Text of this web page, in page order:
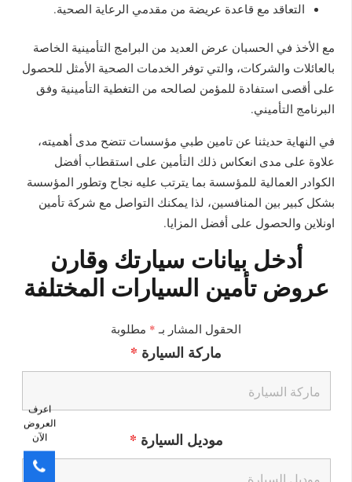
التعاقد مع قاعدة عريضة من مقدمي الرعاية الصحية.
مع الأخذ في الحسبان عرض العديد من البرامج التأمينية الخاصة
بالعائلات والشركات، والتي توفر الخدمات الصحية الأمثل للحصول
على أقصى استفادة للمؤمن لصالحه من التغطية التأمينية وفق
البرنامج التأميني.
في النهاية حديثنا عن تامين طبي مؤسسات تتضح مدى أهميته،
علاوة على مدى انعكاس ذلك التأمين على استقطاب أفضل
الكوادر العمالية للمؤسسة بما يترتب عليه نجاح وتطور المؤسسة
بشكل كبير بين المنافسين، لذا يمكنك التواصل مع شركة تأمين
اونلاين والحصول على أفضل المزايا.
أدخل بيانات سيارتك وقارن
عروض تأمين السيارات المختلفة
الحقول المشار بـ * مطلوبة
ماركة السيارة *
موديل السيارة *
اعرف
العروض
الآن